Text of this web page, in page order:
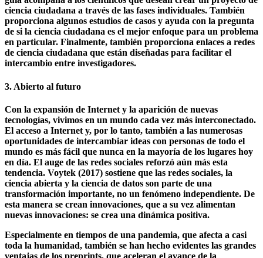
También existen lineamientos y guías para proyectos de Ciencia
Ciudadana para apoyarlos, e. B. el del "Marco de Observación
Ambiental del Reino Unido" (ver Pocock et al. (2014)). Esta
guía acompaña a los científicos que desean crear un proyecto de
ciencia ciudadana a través de las fases individuales. También
proporciona algunos estudios de casos y ayuda con la pregunta
de si la ciencia ciudadana es el mejor enfoque para un problema
de ciencia ciudadana que están diseñadas para facilitar el
3. Abierto al futuro
Con la expansión de Internet y la aparición de nuevas
tecnologías, vivimos en un mundo cada vez más interconectado.
El acceso a Internet y, por lo tanto, también a las numerosas
oportunidades de intercambiar ideas con personas de todo el
mundo es más fácil que nunca en la mayoría de los lugares hoy
en día. El auge de las redes sociales reforzó aún más esta
tendencia. Voytek (2017) sostiene que las redes sociales, la
ciencia abierta y la ciencia de datos son parte de una
transformación importante, no un fenómeno independiente. De
esta manera se crean innovaciones, que a su vez alimentan
nuevas innovaciones: se crea una dinámica positiva.